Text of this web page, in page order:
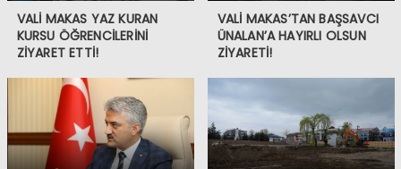
VALİ MAKAS YAZ KURAN
KURSU ÖĞRENCİLERİNİ
ZİYARET ETTİ!
VALİ MAKAS’TAN BAŞSAVCI
ÜNALAN’A HAYIRLI OLSUN
ZİYARETİ!